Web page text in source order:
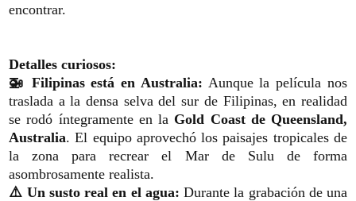
encontrar.
Detalles curiosos:
🚁 Filipinas está en Australia: Aunque la película nos
traslada a la densa selva del sur de Filipinas, en realidad
se rodó íntegramente en la Gold Coast de Queensland,
Australia. El equipo aprovechó los paisajes tropicales de
la zona para recrear el Mar de Sulu de forma
asombrosamente realista.
⚠️ Un susto real en el agua: Durante la grabación de una